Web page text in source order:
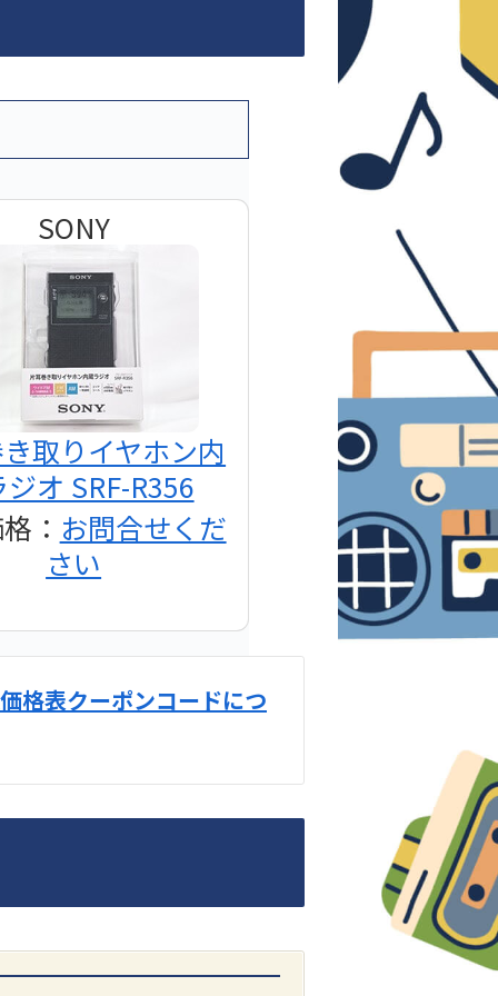
SONY
取りイヤホン内
オ SRF-R356
： お問合せくだ
さい
DENON
プリメイン
アンプ
格表クーポンコードにつ